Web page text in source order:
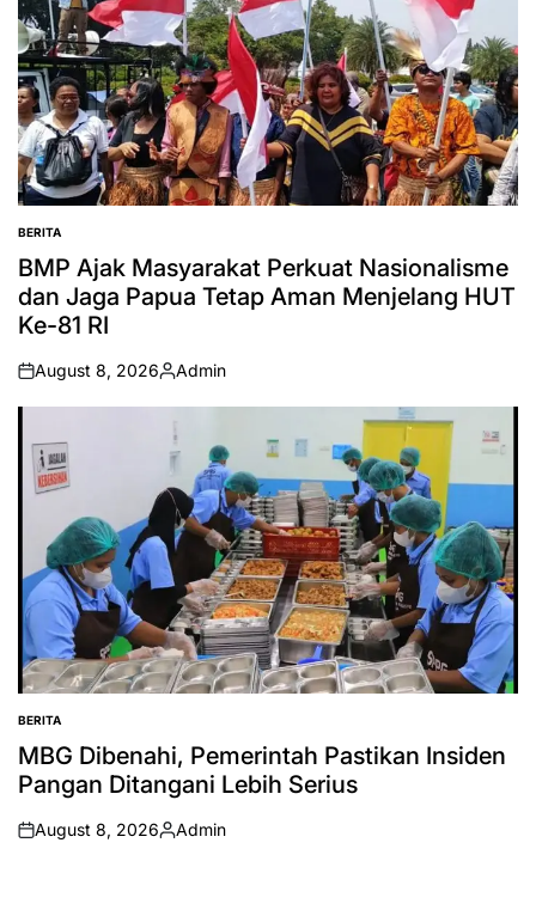
POSTED
IN
BERITA
BMP Ajak Masyarakat Perkuat Nasionalisme
dan Jaga Papua Tetap Aman Menjelang HUT
Ke-81 RI
on
August 8, 2026
Posted
by
Admin
POSTED
IN
BERITA
MBG Dibenahi, Pemerintah Pastikan Insiden
Pangan Ditangani Lebih Serius
on
August 8, 2026
Posted
Admin